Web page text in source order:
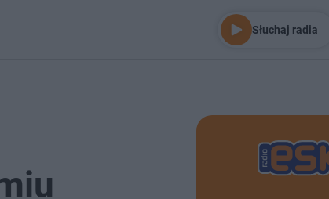
Słuchaj radia